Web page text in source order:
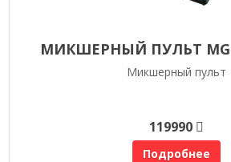
МИКШЕРНЫЙ ПУЛЬТ
Микшерный пульт
119990
Подробнее